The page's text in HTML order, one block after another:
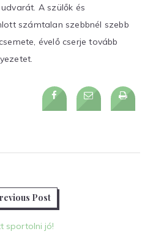
A szülők és
számtalan szebbnél szebb
évelő cserje tovább
Post
sportolni jó!